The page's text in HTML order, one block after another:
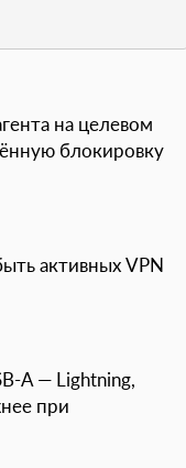
на целевом
блокировку
активных VPN
A — Lightning,
при